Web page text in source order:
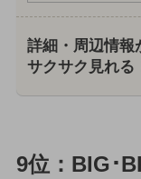
詳細・周辺情報
サクサク見れる
9位：BIG･